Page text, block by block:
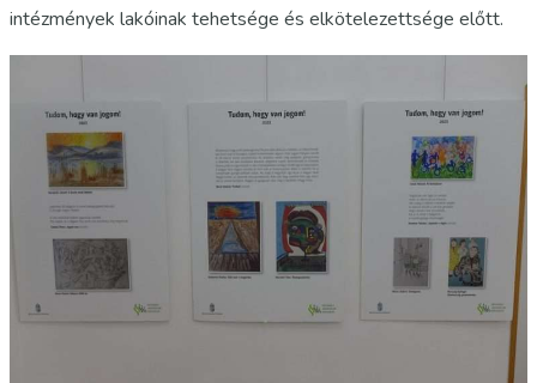
intézmények lakóinak tehetsége és elkötelezettsége előtt.